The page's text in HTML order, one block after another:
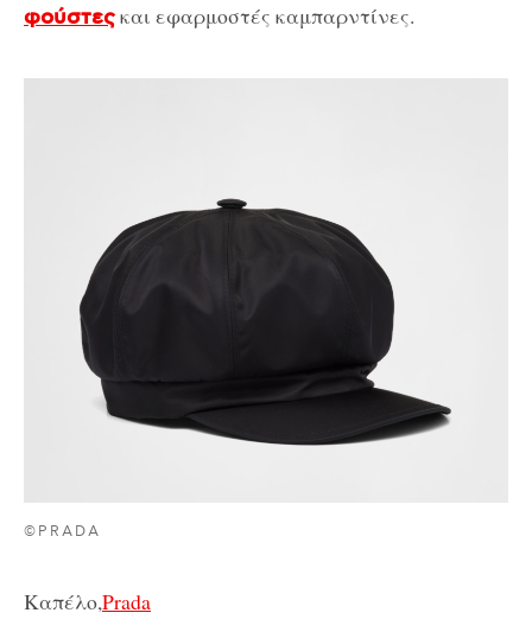
φούστεςκαι εφαρμοστές καμπαρντίνες.
©PRADA
Καπέλο,Prada